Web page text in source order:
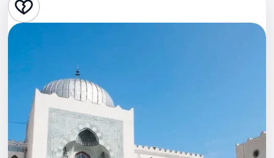
Стендап
Города
Площадки
Артисты